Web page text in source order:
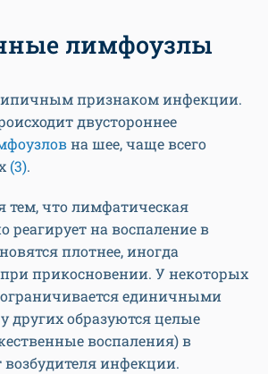
лимфоузлы
признаком инфекции.
двустороннее
на шее, чаще всего
(3).
тем, что лимфатическая
реагирует на воспаление в
плотнее, иногда
прикосновении. У некоторых
единичными
других образуются целые
воспаления) в
возбудителя инфекции.